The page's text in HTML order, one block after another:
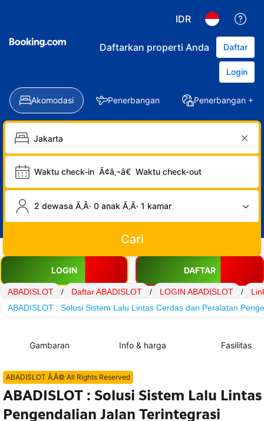
IDR
Daftarkan properti Anda Daftar
Login
Akomodasi Penerbangan Penerbangan +
Waktu check-in Ã¢â‚¬â€ Waktu check-out
2 dewasa Ã‚Â· 0 anak Ã‚Â· 1 kamar
Cari
LOGIN DAFTAR
ABADISLOT / Daftar ABADISLOT / LOGIN ABADISLOT /
ABADISLOT : Solusi Sistem Lalu Lintas Cerdas dan Peralatan
Gambaran Info & harga Fasilitas
ABADISLOT Ã‚Â© All Rights Reserved
ABADISLOT : Solusi Sistem Lalu
Pengendalian Jalan Terintegrasi